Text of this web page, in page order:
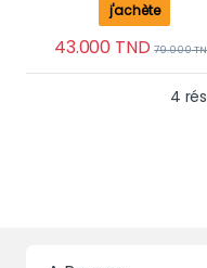
43.000 TND 79.000
j'achète
4